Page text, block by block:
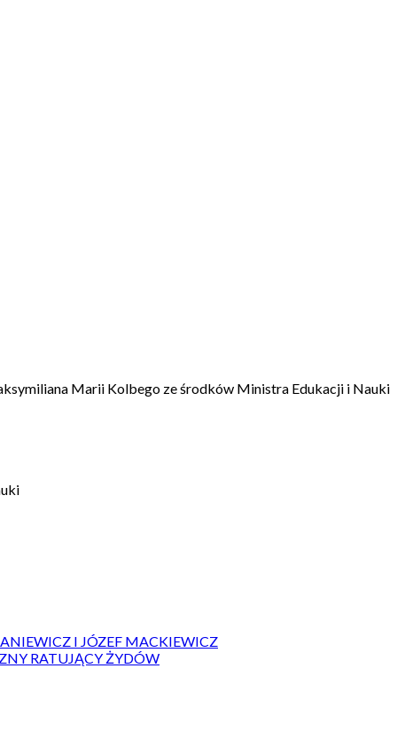
Marii Kolbego ze środków Ministra Edukacji i Nauki
I JÓZEF MACKIEWICZ
RATUJĄCY ŻYDÓW